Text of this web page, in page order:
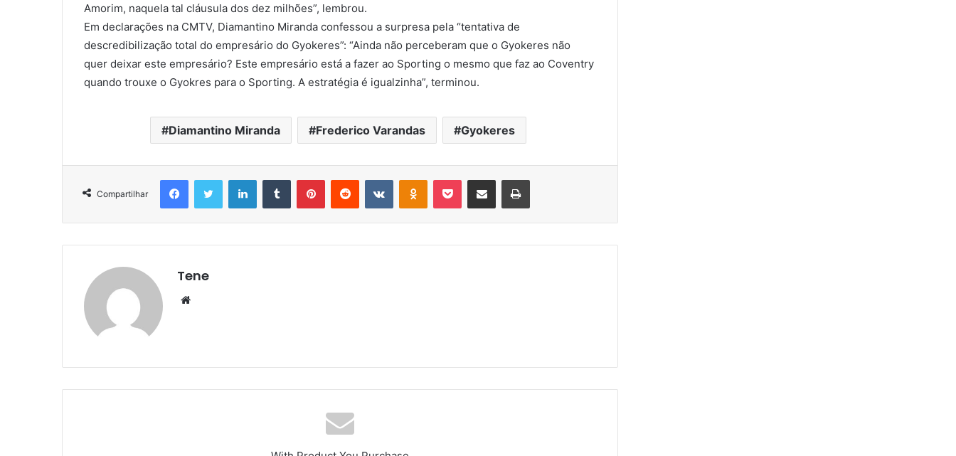
Amorim, naquela tal cláusula dos dez milhões”, lembrou.
Em declarações na CMTV, Diamantino Miranda confessou a surpresa pela “tentativa de
descredibilização total do empresário do Gyokeres”: “Ainda não perceberam que o Gyokeres não
quer deixar este empresário? Este empresário está a fazer ao Sporting o mesmo que faz ao Coventry
quando trouxe o Gyokres para o Sporting. A estratégia é igualzinha”, terminou.
Diamantino Miranda Frederico Varandas Gyokeres
Compartilhar
FacebookTwitter LinkedinTumblr PinterestReddit VK OK Pocket Compartilhar via e-mail Imprimir
Tene
Website